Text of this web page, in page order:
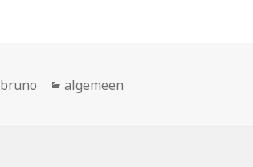
Auteur
bruno Categorieën
algemeen